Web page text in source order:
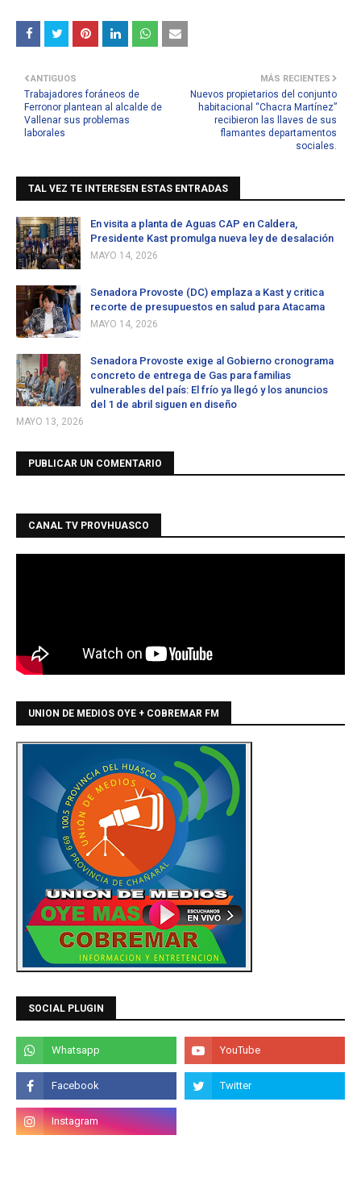
MÁS RECIENTES
Nuevos propietarios del conjunto
habitacional “Chacra Martínez”
recibieron las llaves de sus
flamantes departamentos
sociales.
ANTIGUOS
Trabajadores foráneos de
Ferronor plantean al alcalde de
Vallenar sus problemas
laborales
TAL VEZ TE INTERESEN ESTAS ENTRADAS
En visita a planta de Aguas CAP en Caldera,
Presidente Kast promulga nueva ley de desalación
MAYO 14, 2026
Senadora Provoste (DC) emplaza a Kast y critica
recorte de presupuestos en salud para Atacama
MAYO 14, 2026
Senadora Provoste exige al Gobierno cronograma
concreto de entrega de Gas para familias
vulnerables del país: El frío ya llegó y los anuncios
del 1 de abril siguen en diseño
MAYO 13, 2026
PUBLICAR UN COMENTARIO
CANAL TV PROVHUASCO
UNION DE MEDIOS OYE + COBREMAR FM
SOCIAL PLUGIN